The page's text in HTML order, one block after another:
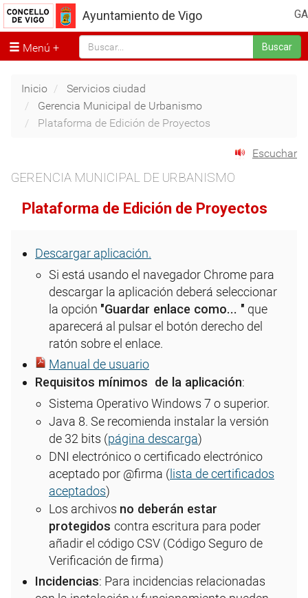
GA
Ayuntamiento de Vigo
Menú Buscar
Inicio
Servicios ciudad
Gerencia Municipal de Urbanismo
Plataforma de Edición de Proyectos
Escuchar
GERENCIA MUNICIPAL DE URBANISMO
Plataforma de Edición de Proyectos
Descargar aplicación.
Si está usando el navegador Chrome para
descargar la aplicación deberá seleccionar
la opción "Guardar enlace como... " que
aparecerá al pulsar el botón derecho del
ratón sobre el enlace.
Manual de usuario
Requisitos mínimos de la aplicación:
Sistema Operativo Windows 7 o superior.
Java 8. Se recomienda instalar la versión
de 32 bits (página descarga)
DNI electrónico o certificado electrónico
aceptado por @firma (lista de certificados
aceptados)
Los archivos no deberán estar
protegidos contra escritura para poder
añadir el código CSV (Código Seguro de
Verificación de firma)
Incidencias: Para incidencias relacionadas